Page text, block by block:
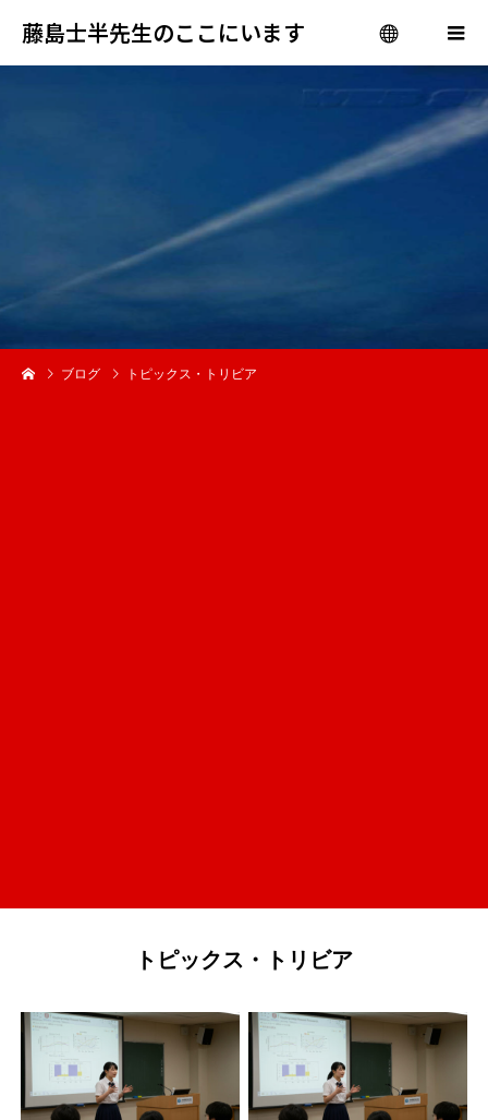
藤島士半先生のここにいます
menu
ブログ トピックス・トリビア
トピックス・トリビア